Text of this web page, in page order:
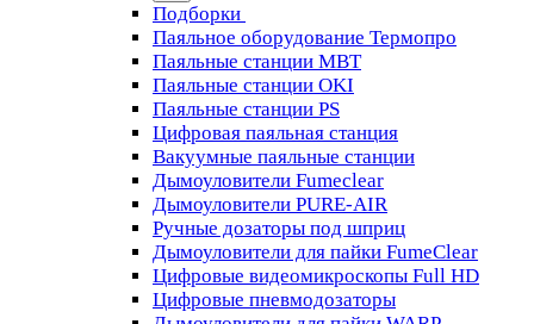
Подборки
Паяльное оборудование Термопро
Паяльные станции MBT
Паяльные станции OKI
Паяльные станции PS
Цифровая паяльная станция
Вакуумные паяльные станции
Дымоуловители Fumeclear
Дымоуловители PURE-AIR
Ручные дозаторы под шприц
Дымоуловители для пайки FumeClear
Цифровые видеомикроскопы Full HD
Цифровые пневмодозаторы